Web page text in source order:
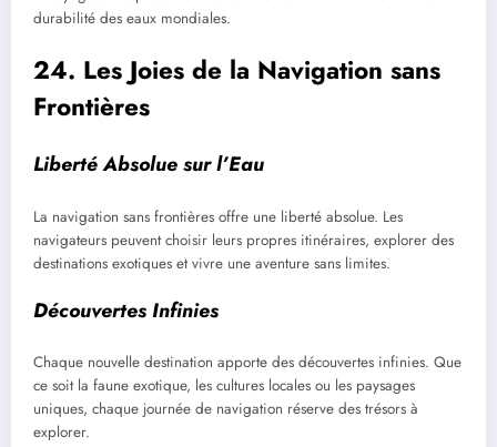
durabilité des eaux mondiales.
24. Les Joies de la Navigation sans
Frontières
Liberté Absolue sur l’Eau
La navigation sans frontières offre une liberté absolue. Les
navigateurs peuvent choisir leurs propres itinéraires, explorer des
destinations exotiques et vivre une aventure sans limites.
Découvertes Infinies
Chaque nouvelle destination apporte des découvertes infinies. Que
ce soit la faune exotique, les cultures locales ou les paysages
uniques, chaque journée de navigation réserve des trésors à
explorer.